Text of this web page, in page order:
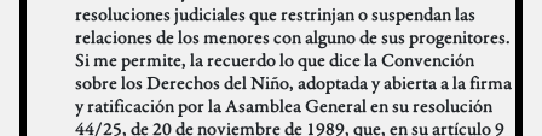
resoluciones judiciales que restrinjan o suspendan las
relaciones de los menores con alguno de sus progenitores.
Si me permite, la recuerdo lo que dice la Convención
sobre los Derechos del Niño, adoptada y abierta a la firma
y ratificación por la Asamblea General en su resolución
44/25, de 20 de noviembre de 1989, que, en su artículo 9